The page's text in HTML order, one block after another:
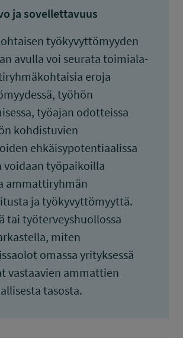
ja sovellettavuus
työkyvyttömyyden
avulla voi seurata toimiala-
eroja
työhön
työajan odotteissa
kohdistuvien
ehkäisypotentiaalissa
voidaan työpaikoilla
ammattiryhmän
ja työkyvyttömyyttä.
tai työterveyshuollossa
miten
omassa yrityksessä
vastaavien ammattien
tasosta.